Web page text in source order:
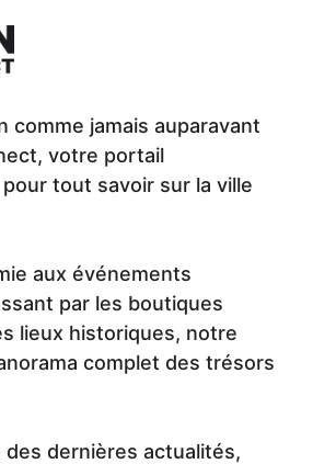
comme jamais auparavant
votre portail
tout savoir sur la ville
aux événements
par les boutiques
lieux historiques, notre
complet des trésors
dernières actualités,